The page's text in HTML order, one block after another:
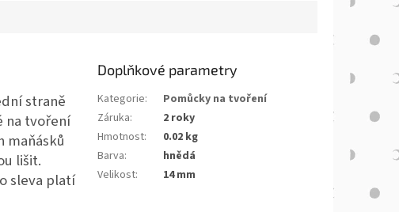
straně
na tvoření
maňásků
lišit.
sleva platí
Doplňkové parametry
Kategorie:
Pomůcky na tvoření
Záruka:
2 roky
Hmotnost:
0.02 kg
Barva:
hnědá
Velikost: 14 mm